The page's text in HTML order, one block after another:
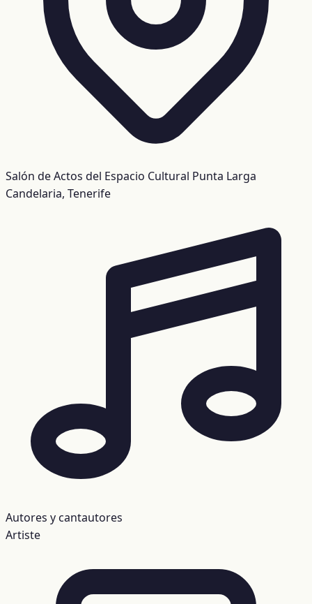
Salón de Actos del Espacio Cultural Punta Larga
Candelaria, Tenerife
Autores y cantautores
Artiste